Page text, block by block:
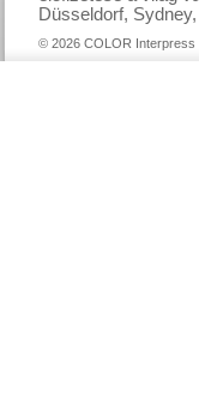
Düsseldorf,
© 2026 COLOR Interpress